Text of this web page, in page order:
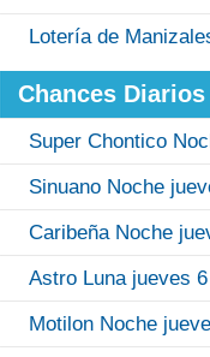
Lotería de
Chances Diarios
Super Chontico
Sinuano Noche
Caribeña Noche
Astro Luna jueves
Motilon Noche